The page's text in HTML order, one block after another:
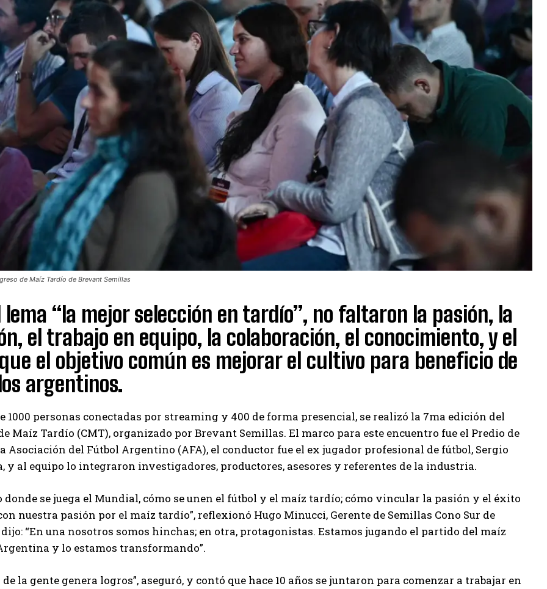
de Maíz Tardío de Brevant Semillas
lema “la mejor selección en tardío”, no faltaron la pasión, la
el trabajo en equipo, la colaboración, el conocimiento, y el
el objetivo común es mejorar el cultivo para beneficio de
argentinos.
1000 personas conectadas por streaming y 400 de forma presencial, se realizó la 7ma edición del
Maíz Tardío (CMT), organizado por Brevant Semillas. El marco para este encuentro fue el Predio de
Asociación del Fútbol Argentino (AFA), el conductor fue el ex jugador profesional de fútbol, Sergio
y al equipo lo integraron investigadores, productores, asesores y referentes de la industria.
donde se juega el Mundial, cómo se unen el fútbol y el maíz tardío; cómo vincular la pasión y el éxito
nuestra pasión por el maíz tardío”, reflexionó Hugo Minucci, Gerente de Semillas Cono Sur de
“En una nosotros somos hinchas; en otra, protagonistas. Estamos jugando el partido del maíz
y lo estamos transformando”.
de la gente genera logros”, aseguró, y contó que hace 10 años se juntaron para comenzar a trabajar en